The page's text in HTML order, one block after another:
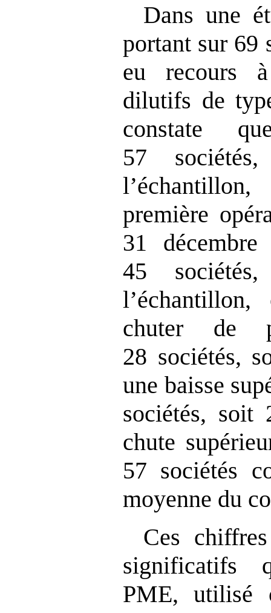
Dans une
portant sur 69
eu recours
dilutifs de
constate
57
première
31
45
chuter de
28 sociétés,
une baisse
sociétés,
chute
57 sociétés
moyenne du
Ces
significatifs
PME, utilisé